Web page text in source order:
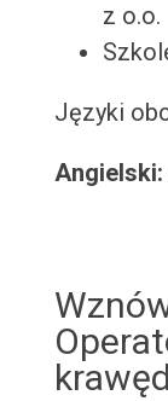
z o.o.
Języki
Angielski: